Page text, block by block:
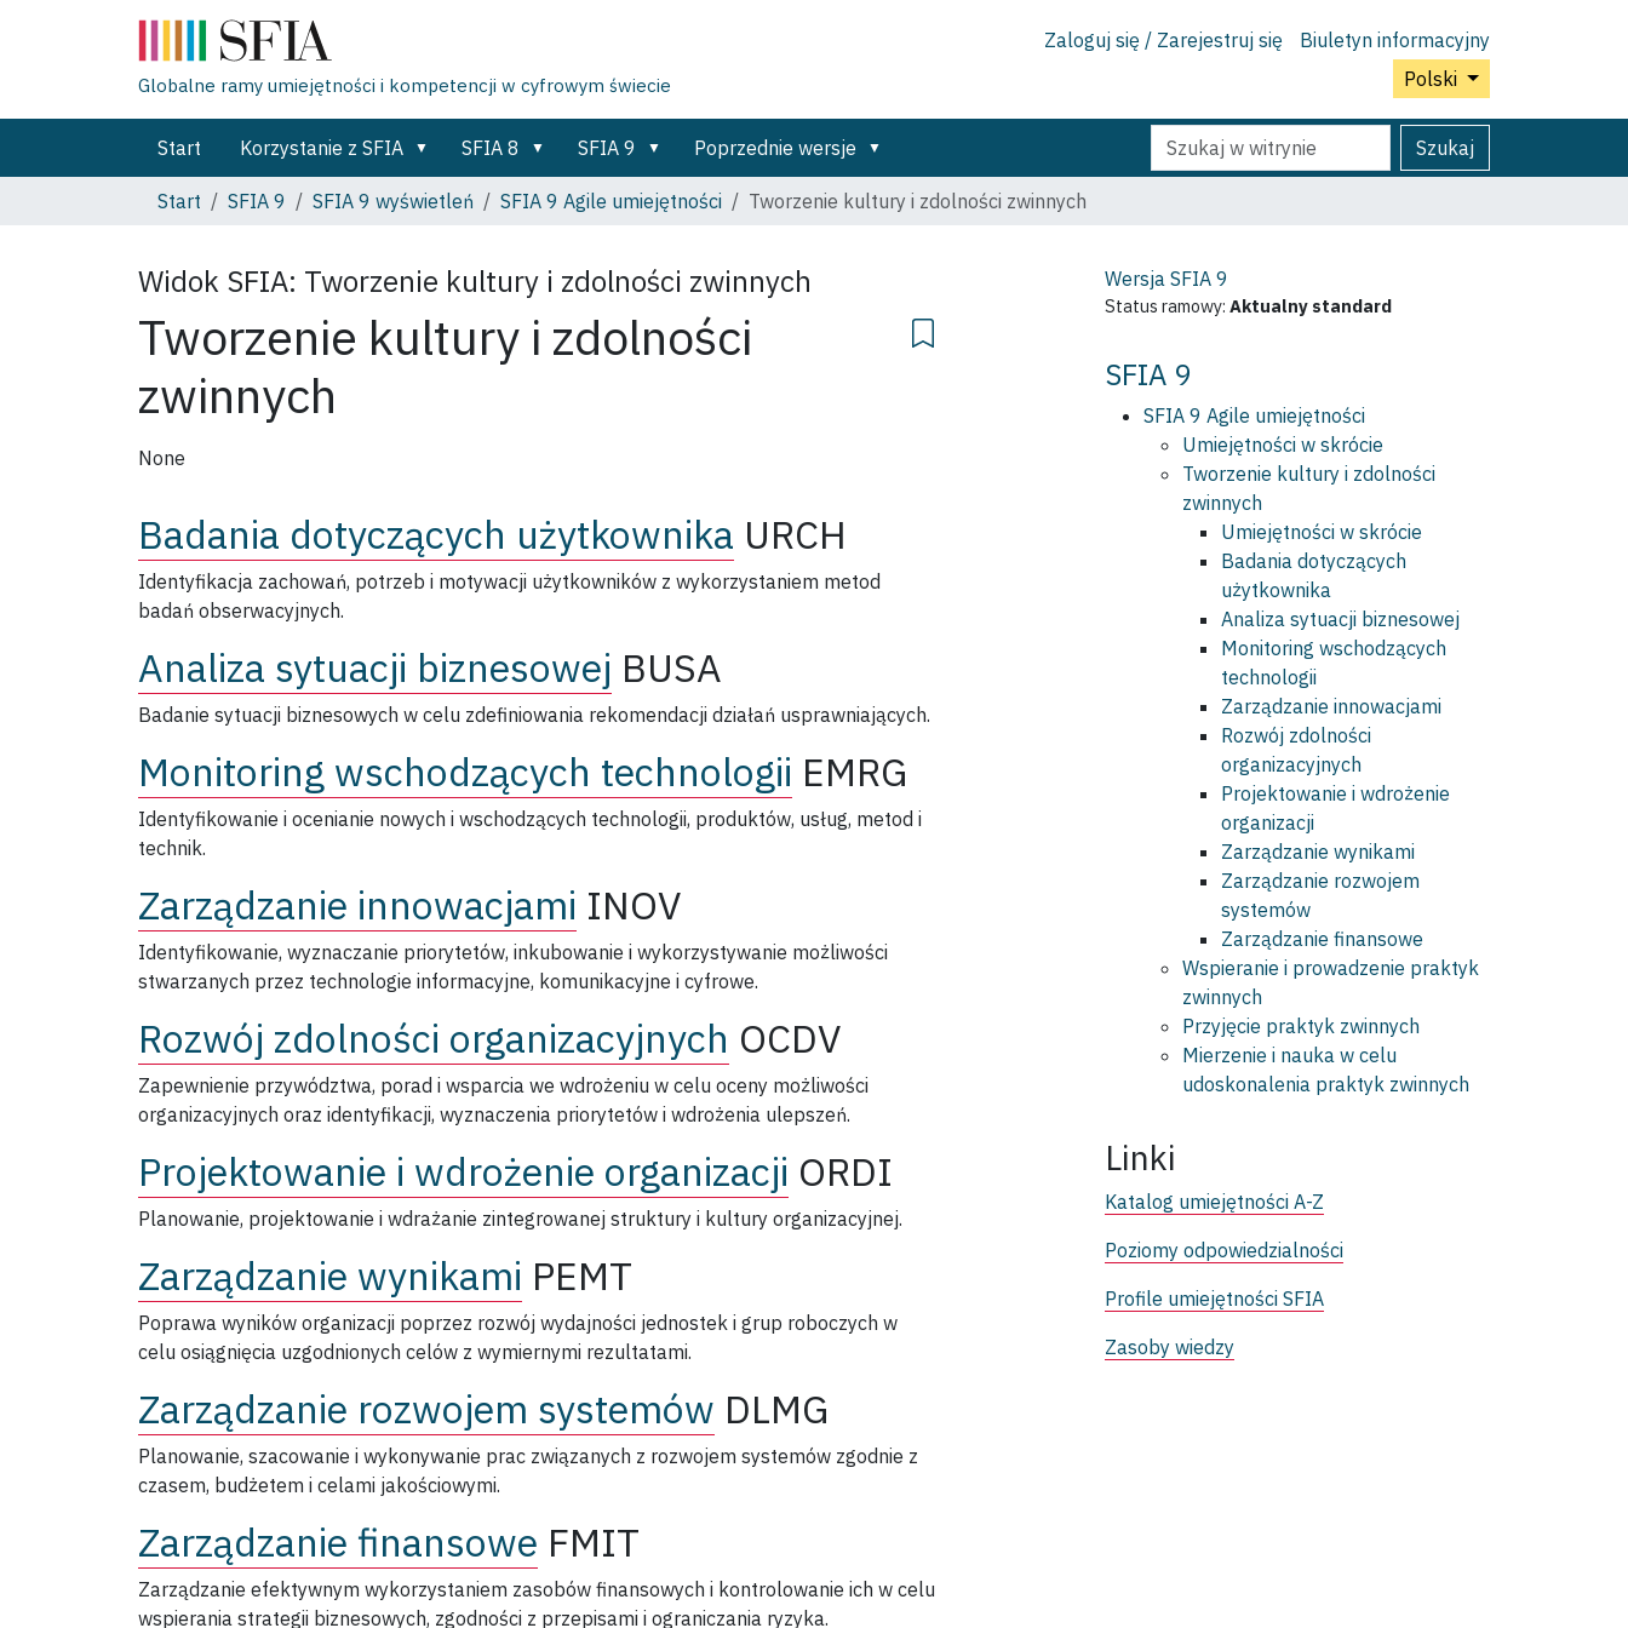
Zaloguj się / Zarejestruj się
Biuletyn informacyjny
Polski
Globalne ramy umiejętności i kompetencji w cyfrowym świecie
Start Korzystanie z SFIA SFIA 8 SFIA 9 Poprzednie wersje Szukaj Szukaj
Wyszukiwanie
Zaawansowane...
Start
SFIA 9 SFIA 9 wyświetleń SFIA 9 Agile umiejętności Tworzenie kultury i zdolności zwinnych
Widok SFIA: Tworzenie kultury i zdolności zwinnych
Tworzenie kultury i zdolności
zwinnych
None
Badania dotyczących użytkownika URCH
Identyfikacja zachowań, potrzeb i motywacji użytkowników z wykorzystaniem metod
badań obserwacyjnych.
Analiza sytuacji biznesowej BUSA
Badanie sytuacji biznesowych w celu zdefiniowania rekomendacji działań usprawniających.
Monitoring wschodzących technologii EMRG
Identyfikowanie i ocenianie nowych i wschodzących technologii, produktów, usług, metod i
technik.
Zarządzanie innowacjami INOV
Identyfikowanie, wyznaczanie priorytetów, inkubowanie i wykorzystywanie możliwości
stwarzanych przez technologie informacyjne, komunikacyjne i cyfrowe.
Rozwój zdolności organizacyjnych OCDV
Zapewnienie przywództwa, porad i wsparcia we wdrożeniu w celu oceny możliwości
organizacyjnych oraz identyfikacji, wyznaczenia priorytetów i wdrożenia ulepszeń.
Projektowanie i wdrożenie organizacji ORDI
Planowanie, projektowanie i wdrażanie zintegrowanej struktury i kultury organizacyjnej.
Zarządzanie wynikami PEMT
Poprawa wyników organizacji poprzez rozwój wydajności jednostek i grup roboczych w
celu osiągnięcia uzgodnionych celów z wymiernymi rezultatami.
Zarządzanie rozwojem systemów DLMG
Planowanie, szacowanie i wykonywanie prac związanych z rozwojem systemów zgodnie z
czasem, budżetem i celami jakościowymi.
Zarządzanie finansowe FMIT
Zarządzanie efektywnym wykorzystaniem zasobów finansowych i kontrolowanie ich w celu
wspierania strategii biznesowych, zgodności z przepisami i ograniczania ryzyka.
Wersja SFIA 9
Status ramowy: Aktualny standard
SFIA 9
SFIA 9 Agile umiejętności
Umiejętności w skrócie
Tworzenie kultury i zdolności
zwinnych
Umiejętności w skrócie
Badania dotyczących
użytkownika
Analiza sytuacji biznesowej
Monitoring wschodzących
technologii
Zarządzanie innowacjami
Rozwój zdolności
organizacyjnych
Projektowanie i wdrożenie
organizacji
Zarządzanie wynikami
Zarządzanie rozwojem
systemów
Zarządzanie finansowe
Wspieranie i prowadzenie praktyk
zwinnych
Przyjęcie praktyk zwinnych
Mierzenie i nauka w celu
udoskonalenia praktyk zwinnych
Linki
Katalog umiejętności A-Z
Poziomy odpowiedzialności
Profile umiejętności SFIA
Zasoby wiedzy